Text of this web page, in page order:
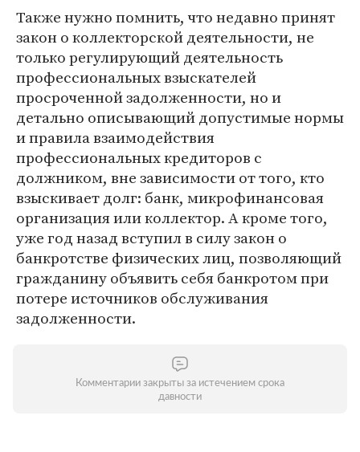
Также нужно помнить, что недавно принят
закон о коллекторской деятельности, не
только регулирующий деятельность
профессиональных взыскателей
просроченной задолженности, но и
детально описывающий допустимые нормы
и правила взаимодействия
профессиональных кредиторов с
должником, вне зависимости от того, кто
взыскивает долг: банк, микрофинансовая
организация или коллектор. А кроме того,
уже год назад вступил в силу закон о
банкротстве физических лиц, позволяющий
гражданину объявить себя банкротом при
потере источников обслуживания
задолженности.
Комментарии закрыты за истечением срока
давности